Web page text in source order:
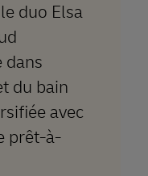
duo Elsa
dans
du bain
avec
prêt-à-